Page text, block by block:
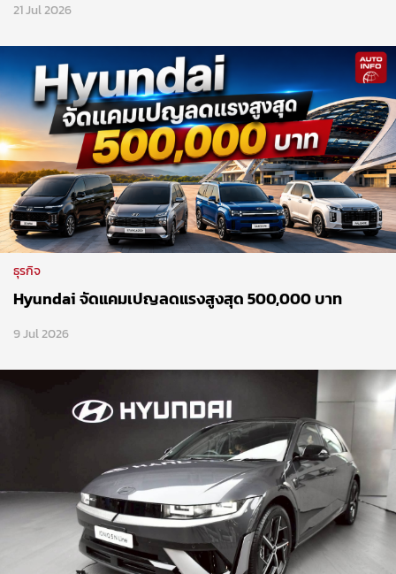
21 Jul 2026
ธุรกิจ
Hyundai จัดแคมเปญลดแรงสูงสุด 500,000 บาท
9 Jul 2026